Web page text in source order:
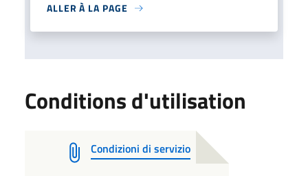
ALLER À LA PAGE
Conditions d'utilisation
Condizioni di servizio